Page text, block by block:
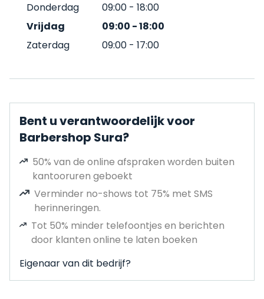
Donderdag
09:00 - 18:00
Vrijdag
09:00 -18:00
Zaterdag
09:00 - 17:00
Bent u verantwoordelijk voor
Barbershop Sura?
50% van de online afspraken worden buiten
kantooruren geboekt
Verminder no-shows tot 75% met SMS
herinneringen.
Tot 50% minder telefoontjes en berichten
door klanten online te laten boeken
Eigenaar van dit bedrijf?